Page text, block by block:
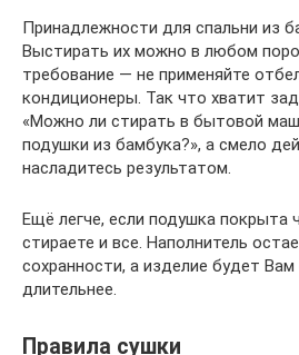
Принадлежности для спальни из
Выстирать их можно в любом
требование — не применяйте
кондиционеры. Так что хватит
«Можно ли стирать в бытовой
подушки из бамбука?», а смело
насладитесь результатом.
Ещё легче, если подушка покрыта
стираете и все. Наполнитель
сохранности, а изделие будет
длительнее.
Правила сушки